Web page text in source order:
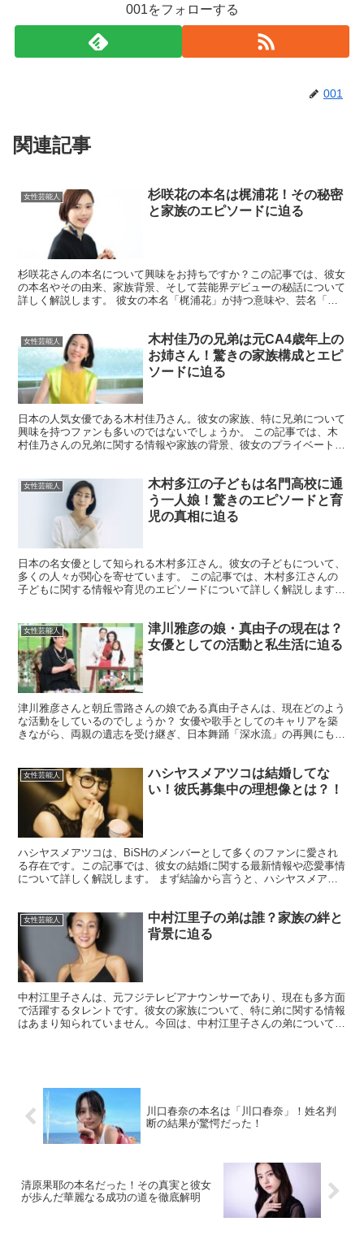
001をフォローする
001
関連記事
女性芸能人
杉咲花の本名は梶浦花！その秘密
と家族のエピソードに迫る
杉咲花さんの本名について興味をお持ちですか？この記事では、彼女
の本名やその由来、家族背景、そして芸能界デビューの秘話について
詳しく解説します。 彼女の本名「梶浦花」が持つ意味や、芸名「杉
女性芸能人
木村佳乃の兄弟は元CA4歳年上の
お姉さん！驚きの家族構成とエピ
ソードに迫る
日本の人気女優である木村佳乃さん。彼女の家族、特に兄弟について
興味を持つファンも多いのではないでしょうか。 この記事では、木
村佳乃さんの兄弟に関する情報や家族の背景、彼女のプライベートな
女性芸能人
木村多江の子どもは名門高校に通
う一人娘！驚きのエピソードと育
児の真相に迫る
日本の名女優として知られる木村多江さん。彼女の子どもについて、
多くの人々が関心を寄せています。 この記事では、木村多江さんの
子どもに関する情報や育児のエピソードについて詳しく解説します。
女性芸能人
津川雅彦の娘・真由子の現在は？
女優としての活動と私生活に迫る
津川雅彦さんと朝丘雪路さんの娘である真由子さんは、現在どのよう
な活動をしているのでしょうか？ 女優や歌手としてのキャリアを築
きながら、両親の遺志を受け継ぎ、日本舞踊「深水流」の再興にも取
女性芸能人
ハシヤスメアツコは結婚してな
い！彼氏募集中の理想像とは？！
ハシヤスメアツコは、BiSHのメンバーとして多くのファンに愛され
る存在です。この記事では、彼女の結婚に関する最新情報や恋愛事情
について詳しく解説します。 まず結論から言うと、ハシヤスメアツ
女性芸能人
中村江里子の弟は誰？家族の絆と
背景に迫る
中村江里子さんは、元フジテレビアナウンサーであり、現在も多方面
で活躍するタレントです。彼女の家族について、特に弟に関する情報
はあまり知られていません。今回は、中村江里子さんの弟について、
川口春奈の本名は「川口春奈」！姓名判
断の結果が驚愕だった！
清原果耶の本名だった！その真実と彼女
が歩んだ華麗なる成功の道を徹底解明